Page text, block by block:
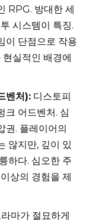
RPG. 방대한 세
시스템이 특징.
이 단점으로 작용
실적인 배경에
벤처): 디스토피
크 어드벤처. 심
권. 플레이어의
않지만, 깊이 있
하다. 심오한 주
상의 경험을 제
마가 절묘하게